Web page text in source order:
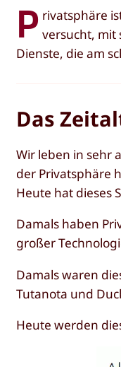
P rivatsphäre
versucht, mit
Dienste, die am
Das
Wir leben in sehr
der Privatsphäre
Heute hat dieses
Damals haben
großer
Damals waren
Tutanota und
Heute werden